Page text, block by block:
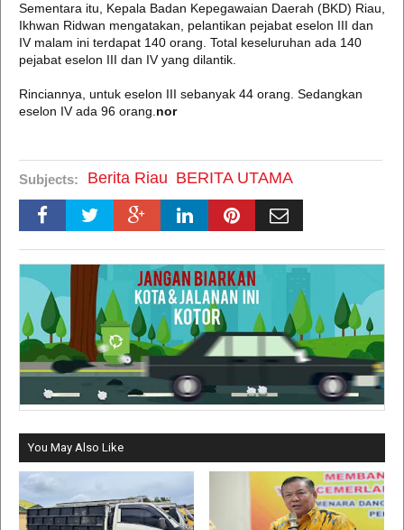
Sementara itu, Kepala Badan Kepegawaian Daerah (BKD) Riau,
Ikhwan Ridwan mengatakan, pelantikan pejabat eselon III dan
IV malam ini terdapat 140 orang. Total keseluruhan ada 140
pejabat eselon III dan IV yang dilantik.
Rinciannya, untuk eselon III sebanyak 44 orang. Sedangkan
eselon IV ada 96 orang. nor
Subjects: Berita Riau BERITA UTAMA
You May Also Like